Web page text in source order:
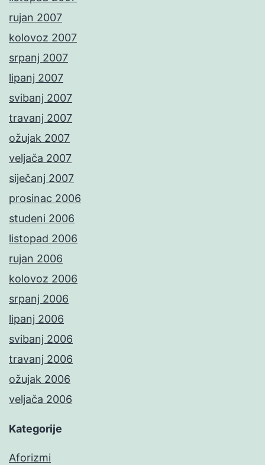
rujan 2007
kolovoz 2007
srpanj 2007
lipanj 2007
svibanj 2007
travanj 2007
ožujak 2007
veljača 2007
siječanj 2007
prosinac 2006
studeni 2006
listopad 2006
rujan 2006
kolovoz 2006
srpanj 2006
lipanj 2006
svibanj 2006
travanj 2006
ožujak 2006
veljača 2006
Kategorije
Aforizmi